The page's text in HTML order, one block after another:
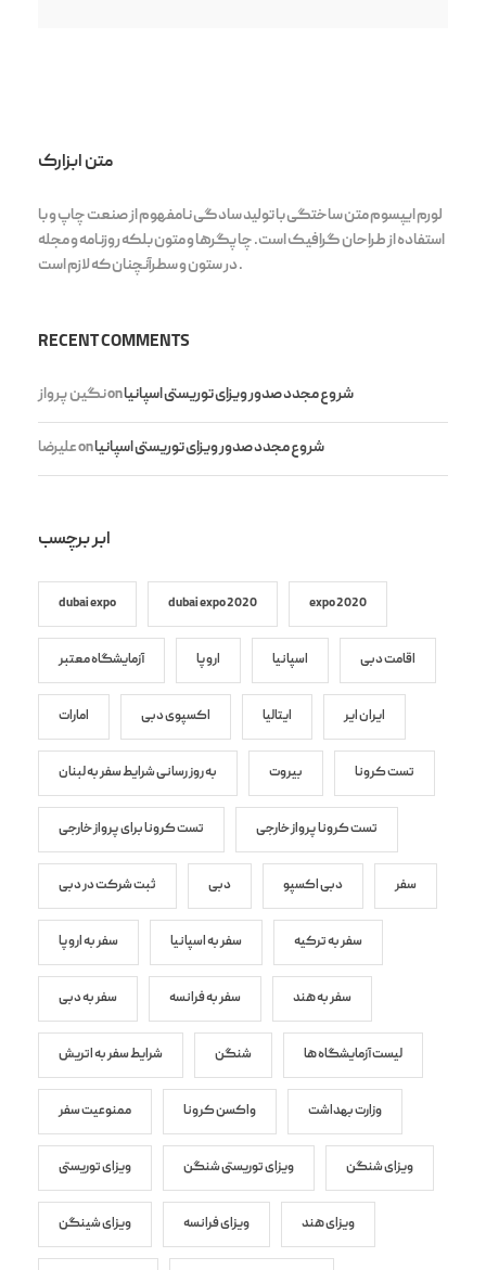
متن ابزارک
لورم ایپسوم متن ساختگی با تولید سادگی نامفهوم از صنعت چاپ و با
استفاده از طراحان گرافیک است. چاپگرها و متون بلکه روزنامه و مجله
در ستون و سطرآنچنان که لازم است .
RECENT COMMENTS
نگین پروازonشروع مجدد صدور ویزای توریستی اسپانیا
علیرضاonشروع مجدد صدور ویزای توریستی اسپانیا
ابر برچسب
dubai expo dubai expo 2020 expo 2020
آزمایشگاه معتبر اروپا اسپانیا اقامت دبی
امارات اکسپوی دبی ایتالیا ایران ایر
به روز رسانی شرایط سفر به لبنان بیروت تست کرونا
تست کرونا برای پرواز خارجی تست کرونا پرواز خارجی
ثبت شرکت در دبی دبی دبی اکسپو سفر
سفر به اروپا سفر به اسپانیا سفر به ترکیه
سفر به دبی سفر به فرانسه سفر به هند
شرایط سفر به اتریش شنگن لیست آزمایشگاه ها
ممنوعیت سفر واکسن کرونا وزارت بهداشت
ویزای توریستی ویزای توریستی شنگن ویزای شنگن
ویزای شینگن ویزای فرانسه ویزای هند